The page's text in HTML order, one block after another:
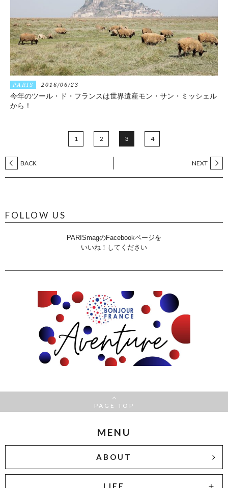
PARIS 2016/06/23
今年のツール・ド・フランスは世界遺産モン・サン・ミッシェル
から！
BACK
1 2 3 4
NEXT
FOLLOW US
PARISmagのFacebookページを
いいね！してください
PAGE TOP
MENU
ABOUT
LIFE